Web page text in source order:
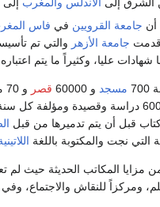
الشرق إلى الأندلس والمغرب إلى
أن جامعة القرويين في فاس
قدمت جامعة الأزهر والتي تم
عليا، وكثيراً ما يتم
مسجد و 60000 قصر
التي نجت والمكتوبة باللغة
من مزايا المكاتب الحديثة حيث
ومركزاً للنقاش والاجتماع،